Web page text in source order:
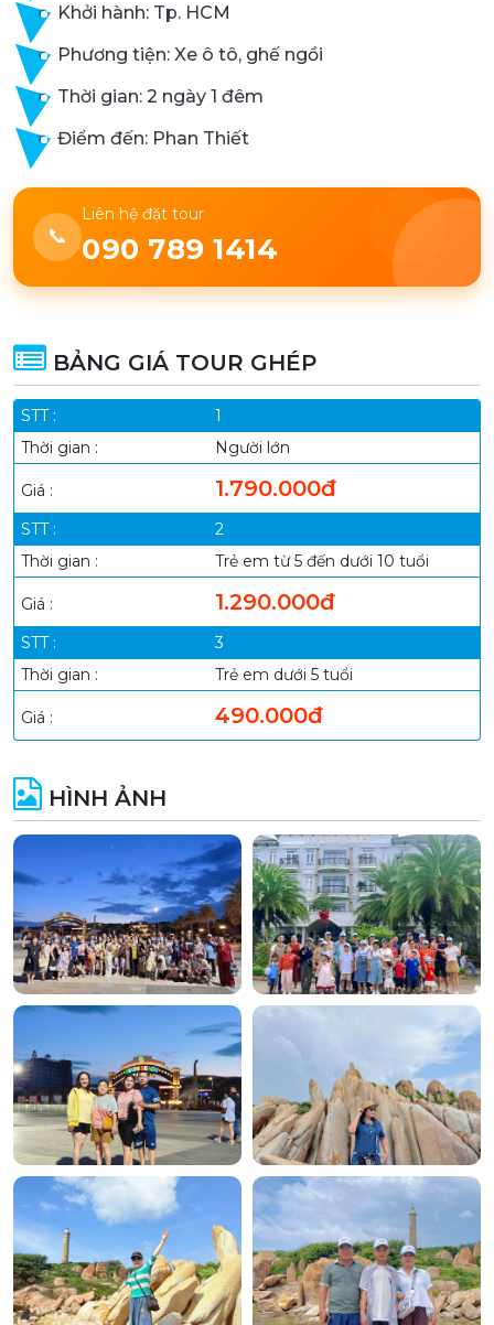
Khởi hành: Tp. HCM
Phương tiện: Xe ô tô, ghế ngồi
Thời gian: 2 ngày 1 đêm
Điểm đến: Phan Thiết
📞
Liên hệ đặt tour
090 789 1414
BẢNG GIÁ TOUR GHÉP
1
Người lớn
1.790.000đ
2
Trẻ em từ 5 đến dưới 10 tuổi
1.290.000đ
3
Trẻ em dưới 5 tuổi
490.000đ
HÌNH ẢNH